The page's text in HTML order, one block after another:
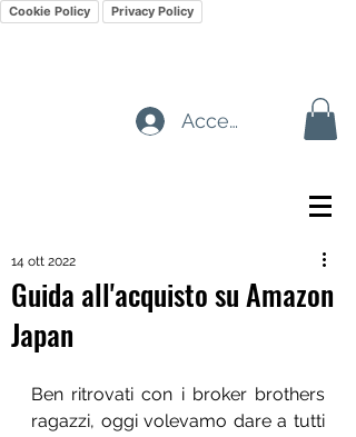
Cookie Policy Privacy Policy
Accedi
Guida all'acquisto su Amazon
Japan
14 ott 2022
Ben ritrovati con i broker brothers
ragazzi, oggi volevamo dare a tutti